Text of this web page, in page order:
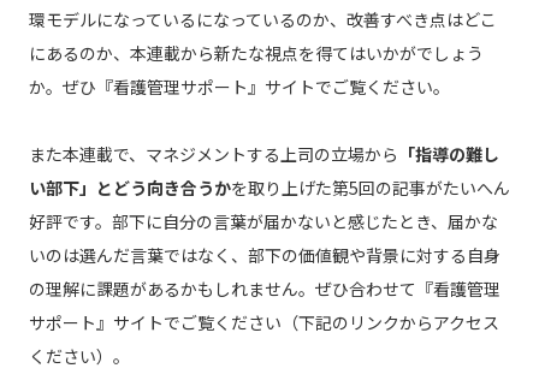
環モデルになっているになっているのか、改善すべき点はどこ
にあるのか、本連載から新たな視点を得てはいかがでしょう
か。ぜひ『看護管理サポート』サイトでご覧ください。
また本連載で、マネジメントする上司の立場から 「指導の難し
い部下」とどう向き合うかを取り上げた第5回の記事がたいへん
好評です。部下に自分の言葉が届かないと感じたとき、届かな
いのは選んだ言葉ではなく、部下の価値観や背景に対する自身
の理解に課題があるかもしれません。ぜひ合わせて『看護管理
サポート』サイトでご覧ください（下記のリンクからアクセス
ください）。